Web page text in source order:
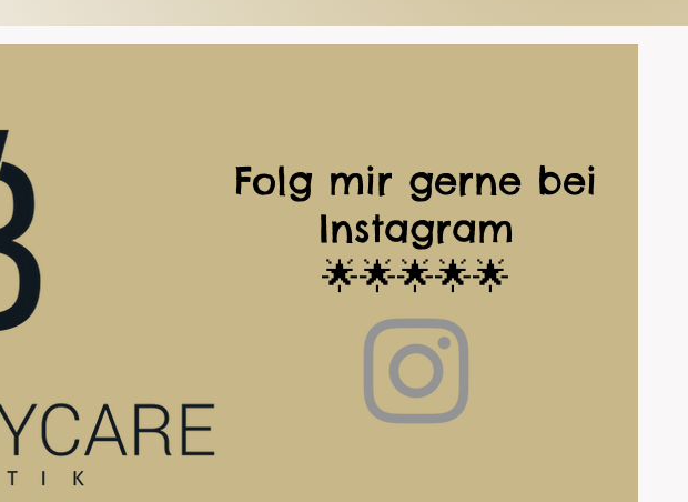
Folg mir gerne bei
Instagram
🌟🌟🌟🌟🌟